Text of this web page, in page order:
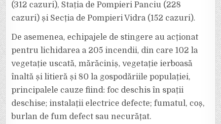
(312 cazuri), Stația de Pompieri Panciu (228
cazuri) și Secția de Pompieri Vidra (152 cazuri).
De asemenea, echipajele de stingere au acționat
pentru lichidarea a 205 incendii, din care 102 la
vegetație uscată, mărăciniș, vegetație ierboasă
înaltă și litieră și 80 la gospodăriile populației,
principalele cauze fiind: foc deschis în spații
deschise; instalații electrice defecte; fumatul, coș,
burlan de fum defect sau necurățat.